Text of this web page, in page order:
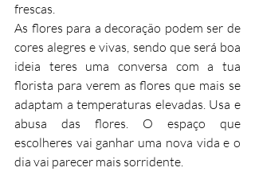
frescas.
As flores para a decoração podem ser de
cores alegres e vivas, sendo que será boa
ideia teres uma conversa com a tua
florista para verem as flores que mais se
adaptam a temperaturas elevadas. Usa e
abusa das flores. O espaço que
escolheres vai ganhar uma nova vida e o
dia vai parecer mais sorridente.